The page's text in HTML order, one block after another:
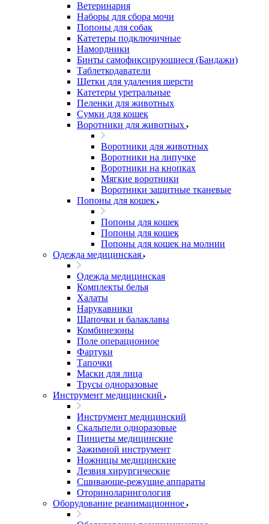
Ветеринария
Наборы для сбора мочи
Попоны для собак
Катетеры подключичные
Намордники
Бинты самофиксирующиеся (Бандажи)
Таблеткодаватели
Щетки для удаления шерсти
Катетеры уретральные
Пеленки для животных
Сумки для кошек
Воротники для животных
Воротники для животных
Воротники на липучке
Воротники на кнопках
Мягкие воротники
Воротники защитные тканевые
Попоны для кошек
Попоны для кошек
Попоны для кошек
Попоны для кошек на молнии
Одежда медицинская
Одежда медицинская
Комплекты белья
Халаты
Нарукавники
Шапочки и балаклавы
Комбинезоны
Поле операционное
Фартуки
Тапочки
Маски для лица
Трусы одноразовые
Инструмент медицинский
Инструмент медицинский
Скальпели одноразовые
Пинцеты медицинские
Зажимной инструмент
Ножницы медицинские
Лезвия хирургические
Сшивающе-режущие аппараты
Оториноларингология
Оборудование реанимационное